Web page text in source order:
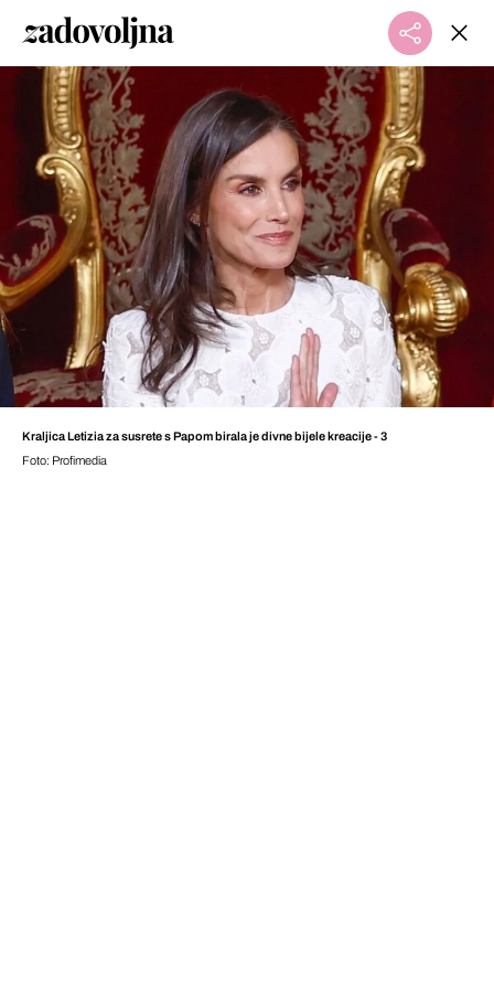
Kraljica Letizia za susrete s Papom birala je divne bijele kreacije - 3
Foto: Profimedia